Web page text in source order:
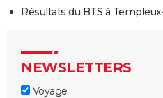
Résultats du BTS à
NEWSLETTERS
Voyage